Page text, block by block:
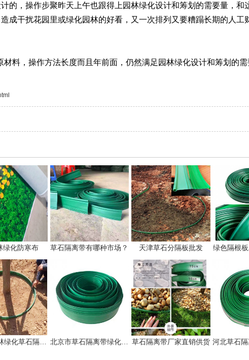
的，操作步聚昨天上午也跟得上园林绿化设计和筹划的需要量，和
成干扰花园里或绿化园林的好看，又一次排列又要糟蹋长期的人工
料，操作方法长度而且年前面，仍然满足园林绿化设计和筹划的需
绿化防寒布 草石隔离带有哪种市场？ 天津草石分隔板批发 绿色隔根
杭州市园林绿化草石隔离带价钱! 北京市草石隔离带绿化分隔带厂家 草石隔离带厂家直销供货